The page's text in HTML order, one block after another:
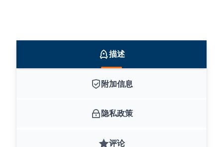
描述
附加信息
隐私政策
评论